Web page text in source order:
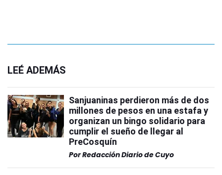
LEÉ ADEMÁS
Sanjuaninas perdieron más de dos
millones de pesos en una estafa y
organizan un bingo solidario para
cumplir el sueño de llegar al
PreCosquín
PorRedacción Diario de Cuyo